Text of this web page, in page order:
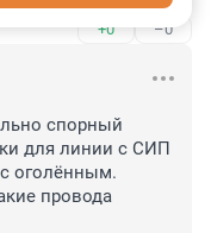
+0 –0
спорный
для линии с СИП
оголённым.
провода